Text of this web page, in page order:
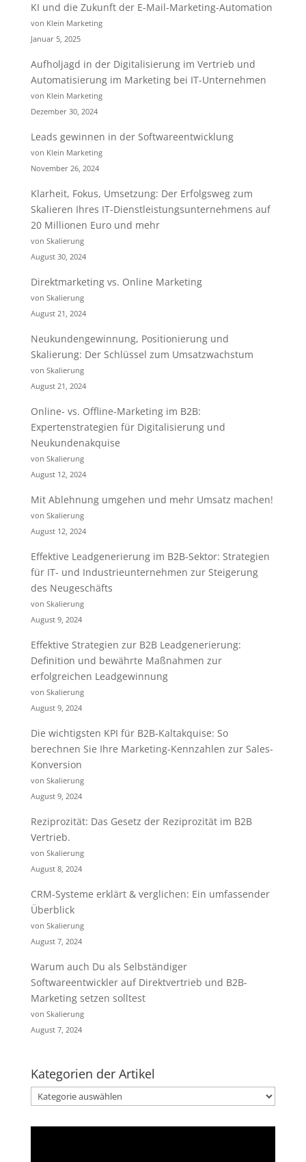
KI und die Zukunft der E-Mail-Marketing-Automation
von Klein Marketing
Januar 5, 2025
Aufholjagd in der Digitalisierung im Vertrieb und
Automatisierung im Marketing bei IT-Unternehmen
von Klein Marketing
Dezember 30, 2024
Leads gewinnen in der Softwareentwicklung
von Klein Marketing
November 26, 2024
Klarheit, Fokus, Umsetzung: Der Erfolgsweg zum
Skalieren Ihres IT-Dienstleistungsunternehmens auf
20 Millionen Euro und mehr
von Skalierung
August 30, 2024
Direktmarketing vs. Online Marketing
von Skalierung
August 21, 2024
Neukundengewinnung, Positionierung und
Skalierung: Der Schlüssel zum Umsatzwachstum
von Skalierung
August 21, 2024
Online- vs. Offline-Marketing im B2B:
Expertenstrategien für Digitalisierung und
Neukundenakquise
von Skalierung
August 12, 2024
Mit Ablehnung umgehen und mehr Umsatz machen!
von Skalierung
August 12, 2024
Effektive Leadgenerierung im B2B-Sektor: Strategien
für IT- und Industrieunternehmen zur Steigerung
des Neugeschäfts
von Skalierung
August 9, 2024
Effektive Strategien zur B2B Leadgenerierung:
Definition und bewährte Maßnahmen zur
erfolgreichen Leadgewinnung
von Skalierung
August 9, 2024
Die wichtigsten KPI für B2B-Kaltakquise: So
berechnen Sie Ihre Marketing-Kennzahlen zur Sales-
Konversion
von Skalierung
August 9, 2024
Reziprozität: Das Gesetz der Reziprozität im B2B
Vertrieb.
von Skalierung
August 8, 2024
CRM-Systeme erklärt & verglichen: Ein umfassender
Überblick
von Skalierung
August 7, 2024
Warum auch Du als Selbständiger
Softwareentwickler auf Direktvertrieb und B2B-
Marketing setzen solltest
von Skalierung
August 7, 2024
Kategorien der Artikel
Kategorien
der
Artikel